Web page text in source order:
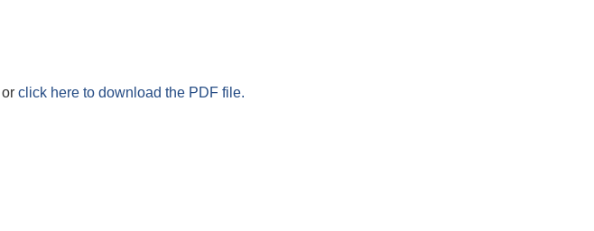
or click here to download the PDF file.